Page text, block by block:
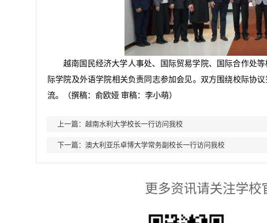
越南国民经济大学人事处、国际贸易学院、国际合作处
际学院及外语学院相关负责同志参加会见。双方围绕校际协
流。（撰稿：俞欧娅 审稿：李小萌）
上一篇：越南水利大学校长一行访问我校
下一篇：澳大利亚乐卓博大学常务副校长一行访问我校
更多资讯请关注学校